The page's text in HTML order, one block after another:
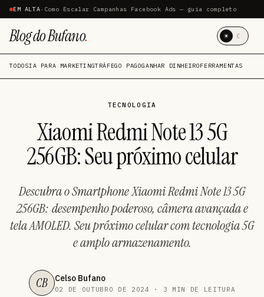
EM ALTA· Como Escalar Campanhas Facebook Ads — guia completo
Blog do Bufano. ☀ ☾
TODOSIA PARA MARKETINGTRÁFEGO PAGOGANHAR DINHEIROFERRAMENTAS
TECNOLOGIA
Xiaomi Redmi Note 13 5G
256GB: Seu próximo celular
Descubra o Smartphone Xiaomi Redmi Note 13 5G
256GB: desempenho poderoso, câmera avançada e
tela AMOLED. Seu próximo celular com tecnologia 5G
e amplo armazenamento.
CB Celso Bufano
02 DE OUTUBRO DE 2024 · 3 MIN DE LEITURA